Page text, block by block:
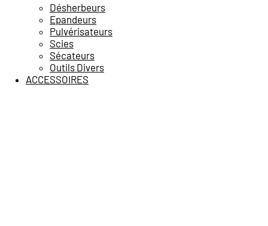
Désherbeurs
Epandeurs
Pulvérisateurs
Scies
Sécateurs
Outils Divers
ACCESSOIRES